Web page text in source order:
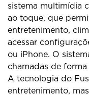
sistema multimídia
ao toque, que
entretenimento,
acessar
ou iPhone. O
chamadas de forma
A tecnologia do
entretenimento,